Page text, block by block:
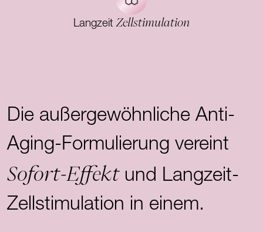
LangzeitZellstimulation
Die außergewöhnliche Anti-
Aging-Formulierung vereint
Sofort-Effektund Langzeit-
Zellstimulation in einem.